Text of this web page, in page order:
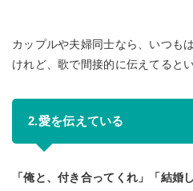
カップルや夫婦同士なら、いつも
けれど、歌で間接的に伝えてると
2.愛を伝えている
「俺と、付き合ってくれ」「結婚